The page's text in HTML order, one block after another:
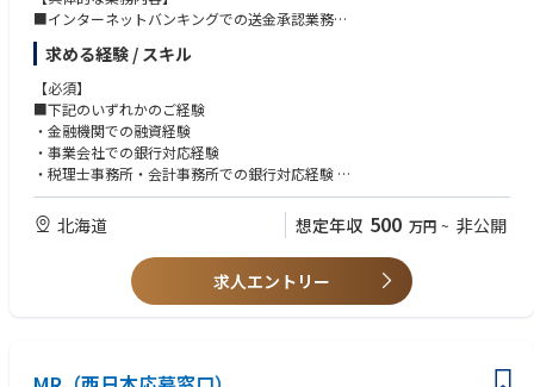
■インターネットバンキングでの送金承認業務
■銀行への定期的な書類送付
■新規取引銀行への与信判断資料提出
■販売用土地・モデルハウス建築資金の融資申込及び繰上返済手続き
■設備投資資金の借入に関する事務手続き
※金融機関との窓口業務全般を担当します※
求める経験 / スキル
【必須】
■下記のいずれかのご経験
・金融機関での融資経験
・事業会社での銀行対応経験
・税理士事務所・会計事務所での銀行対応経験
【歓迎条件】
■商簿記検定2級 尚可
北海道 想定年収 500 万円 ~ 非公開
求人エントリー